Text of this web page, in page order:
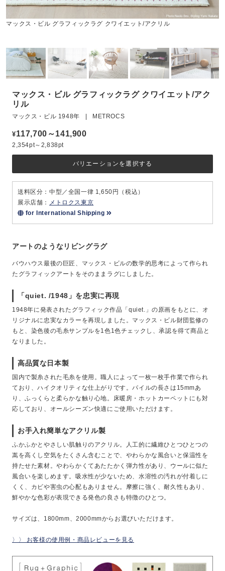
マックス・ビル グラフィックラグ クワイエット/アクリル
マックス・ビル グラフィックラグ クワイエット/アク
リル
マックス・ビル 1948年 | METROCS
¥117,700～141,900
2,354pt～2,838pt
アートのようなリビングラグ
バウハウス最後の巨匠、マックス・ビルの数学的思考によって作られ
たグラフィックアートをそのままラグにしました。
「quiet. /1948」を忠実に再現
1948年に発表されたグラフィック作品「quiet.」の原画をもとに、オ
リジナルに忠実なカラーを再現しました。マックス・ビル財団監修の
もと、染色後の毛糸サンプルを1色1色チェックし、承認を得て商品と
なりました。
高品質な日本製
国内で製糸された毛糸を使用。職人によって一枚一枚手作業で作られ
ており、ハイクオリティな仕上がりです。パイルの長さは15mmあ
り、ふっくらと柔らかな触り心地。床暖房・ホットカーペットにも対
応しており、オールシーズン快適にご使用いただけます。
お手入れ簡単なアクリル製
ふかふかとやさしい肌触りのアクリル。人工的に繊維ひとつひとつの
嵩を高くし空気をたくさん含むことで、やわらかな風合いと保温性を
持たせた素材。やわらかくてあたたかく弾力性があり、ウールに似た
風合いを楽しめます。吸水性が少ないため、水溶性の汚れが付着しに
くく、カビや害虫の心配もありません。摩擦に強く、耐久性もあり、
鮮やかな色彩が表現できる発色の良さも特徴のひとつ。
サイズは、1800mm、2000mmからお選びいただけます。
〉〉 お客様の使用例・商品レビューを見る
バリエーションを選択する
送料区分：中型／全国一律 1,650円（税込）
展示店舗： メトロクス東京
for International Shipping